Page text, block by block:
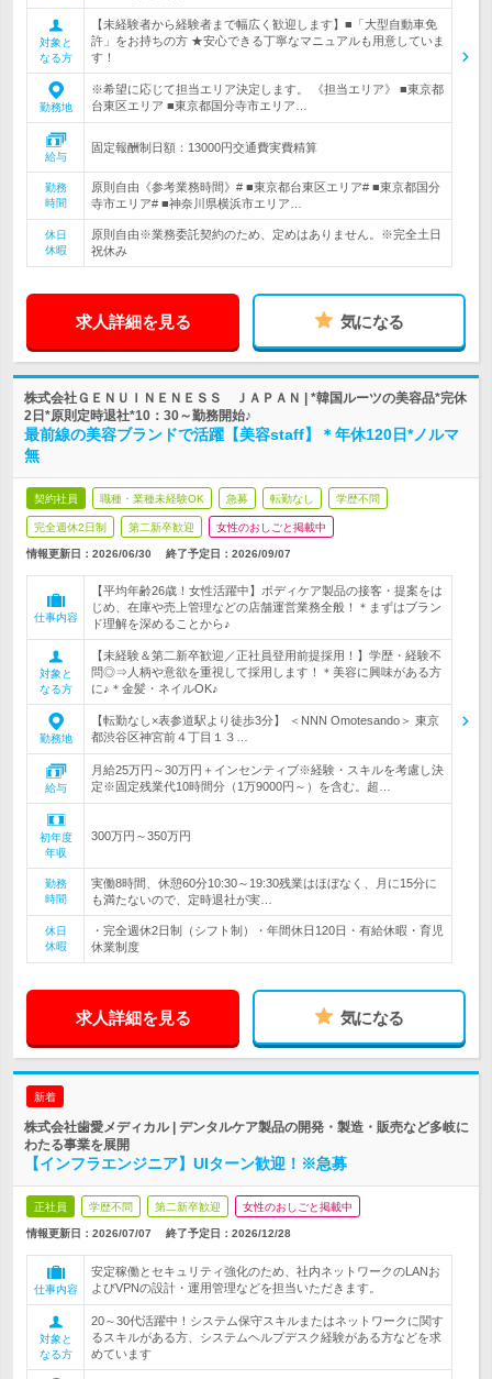
対象と
なる方
【未経験者から経験者まで幅広く歓迎します】■「大型自動車免
許」をお持ちの方 ★安心できる丁寧なマニュアルも用意していま
す！
勤務地
※希望に応じて担当エリア決定します。 《担当エリア》 ■東京都
台東区エリア ■東京都国分寺市エリア…
給与
固定報酬制日額：13000円交通費実費精算
勤務
時間
原則自由《参考業務時間》# ■東京都台東区エリア# ■東京都国分
寺市エリア# ■神奈川県横浜市エリア…
休日
休暇
原則自由※業務委託契約のため、定めはありません。※完全土日
祝休み
求人詳細を見る 気になる
株式会社ＧＥＮＵＩＮＥＮＥＳＳ ＪＡＰＡＮ | *韓国ルーツの美容品*完休
2日*原則定時退社*10：30～勤務開始♪
最前線の美容ブランドで活躍【美容staff】＊年休120日*ノルマ
無
契約社員 職種・業種未経験OK 急募 転勤なし 学歴不問
完全週休2日制 第二新卒歓迎 女性のおしごと掲載中
情報更新日：2026/06/30 終了予定日： 2026/09/07
仕事内容
【平均年齢26歳！女性活躍中】ボディケア製品の接客・提案をは
じめ、在庫や売上管理などの店舗運営業務全般！＊まずはブラン
ド理解を深めることから♪
対象と
なる方
【未経験＆第二新卒歓迎／正社員登用前提採用！】学歴・経験不
問◎⇒人柄や意欲を重視して採用します！＊美容に興味がある方
に♪＊金髪・ネイルOK♪
勤務地
【転勤なし×表参道駅より徒歩3分】 ＜NNN Omotesando＞ 東京
都渋谷区神宮前４丁目１３…
給与
月給25万円～30万円＋インセンティブ※経験・スキルを考慮し決
定※固定残業代10時間分（1万9000円～）を含む。超…
初年度
年収
300万円～350万円
勤務
時間
実働8時間、休憩60分10:30～19:30残業はほぼなく、月に15分に
も満たないので、定時退社が実…
休日
休暇
・完全週休2日制（シフト制）・年間休日120日・有給休暇・育児
休業制度
求人詳細を見る 気になる
新着
株式会社歯愛メディカル | デンタルケア製品の開発・製造・販売など多岐に
わたる事業を展開
【インフラエンジニア】UIターン歓迎！※急募
正社員 学歴不問 第二新卒歓迎 女性のおしごと掲載中
情報更新日：2026/07/07 終了予定日： 2026/12/28
仕事内容
安定稼働とセキュリティ強化のため、社内ネットワークのLANお
よびVPNの設計・運用管理などを担当いただきます。
対象と
なる方
20～30代活躍中！システム保守スキルまたはネットワークに関す
るスキルがある方、システムヘルプデスク経験がある方などを求
めています